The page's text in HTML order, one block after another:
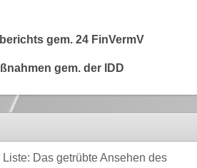
gem. 24 FinVermV
gem. der IDD
Das getrübte Ansehen des